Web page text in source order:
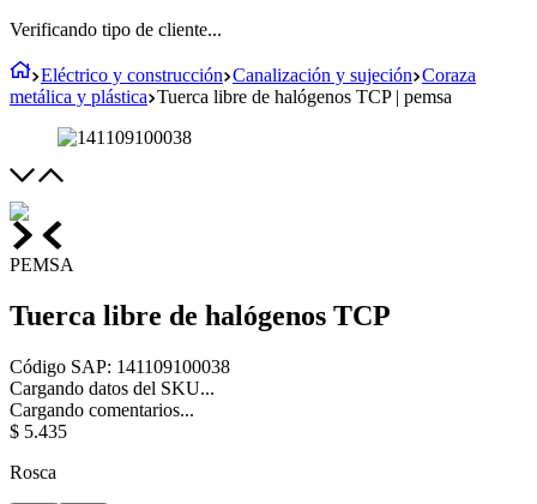
Verificando tipo de cliente...
Eléctrico y construcción Canalización y sujeción Coraza
metálica y plástica Tuerca libre de halógenos TCP | pemsa
PEMSA
Tuerca libre de halógenos TCP
Código SAP: 141109100038
Cargando datos del SKU...
Cargando comentarios...
$ 5.435
Rosca